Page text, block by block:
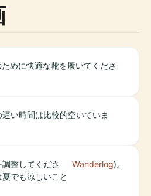
めに快適な靴を履いてくださ
い時間は比較的空いていま
整してくださ
でも涼しいこと
Wanderlog)。